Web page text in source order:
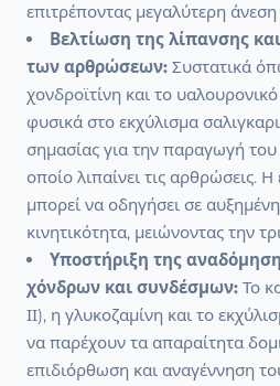
επιτρέποντας μεγαλύτερη
Βελτίωση της λίπανσης
των αρθρώσεων: Συστατικά
χονδροϊτίνη και το
φυσικά στο εκχύλισμα
σημασίας για την παραγωγή
οποίο λιπαίνει τις αρθρώσεις.
μπορεί να οδηγήσει σε αυξημένη
κινητικότητα, μειώνοντας την
Υποστήριξη της
χόνδρων και συνδέσμων: Το
ΙΙ), η γλυκοζαμίνη και το
να παρέχουν τα απαραίτητα
επιδιόρθωση και αναγέννηση